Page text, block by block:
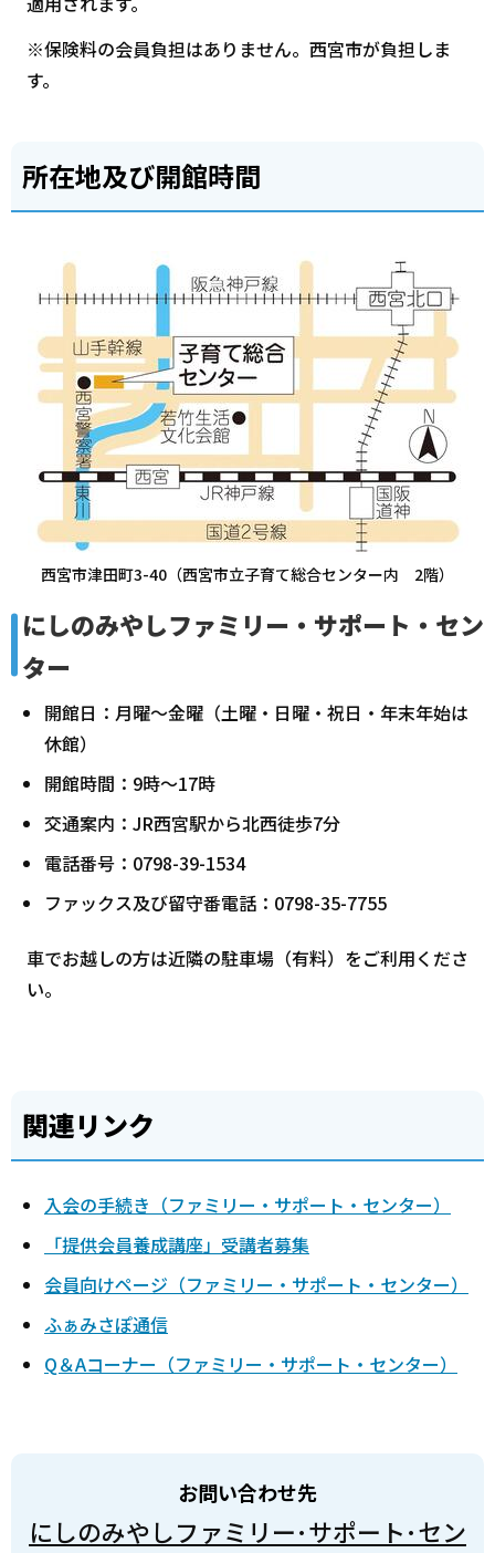
※保険料の会員負担はありません。西宮市が負担しま
す。
所在地及び開館時間
西宮市津田町3-40（西宮市立子育て総合センター内 2階）
にしのみやしファミリー・サポート・セン
ター
開館日：月曜～金曜（土曜・日曜・祝日・年末年始は
休館）
開館時間：9時～17時
交通案内：JR西宮駅から北西徒歩7分
電話番号：0798-39-1534
ファックス及び留守番電話：0798-35-7755
車でお越しの方は近隣の駐車場（有料）をご利用くださ
い。
関連リンク
入会の手続き（ファミリー・サポート・センター）
「提供会員養成講座」受講者募集
会員向けページ（ファミリー・サポート・センター）
ふぁみさぽ通信
Q＆Aコーナー（ファミリー・サポート・センター）
お問い合わせ先
にしのみやしファミリー･サポート･セン